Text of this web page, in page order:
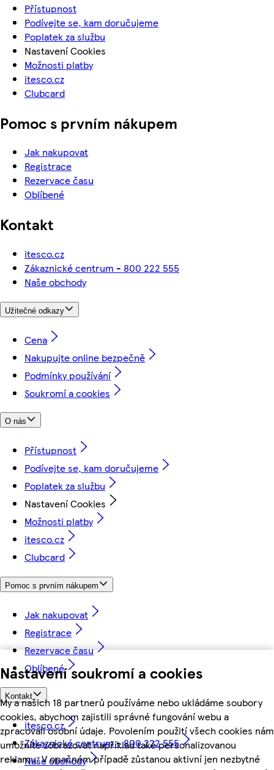
Nastavení soukromí a cookies
My a našich 18 partnerů používáme nebo ukládáme soubory
cookies, abychom zajistili správné fungování webu a
zpracovali osobní údaje. Povolením použití všech cookies nám
umožníte zobrazovat například také personalizovanou
reklamu. V opačném případě zůstanou aktivní jen nezbytné
Přístupnost
Podívejte se, kam doručujeme
Poplatek za službu
Nastavení Cookies
Možnosti platby
itesco.cz
Clubcard
Pomoc s prvním nákupem
Jak nakupovat
Registrace
Rezervace času
Oblíbené
Kontakt
itesco.cz
Zákaznické centrum - 800 222 555
Naše obchody
Užitečné odkazy
Cena
Nakupujte online bezpečně
Podmínky používání
Soukromí a cookies
O nás
Přístupnost
Podívejte se, kam doručujeme
Poplatek za službu
Nastavení Cookies
Možnosti platby
itesco.cz
Clubcard
Pomoc s prvním nákupem
Jak nakupovat
Registrace
Rezervace času
Oblíbené
Kontakt
itesco.cz
Zákaznické centrum - 800 222 555
Naše obchody